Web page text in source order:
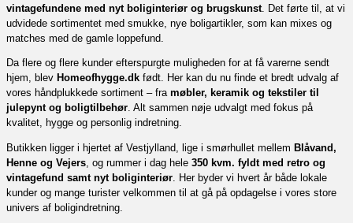
vintagefundene med nyt boliginteriør og brugskunst . Det førte til, at vi
udvidede sortimentet med smukke, nye boligartikler, som kan mixes og
matches med de gamle loppefund.
Da flere og flere kunder efterspurgte muligheden for at få varerne sendt
hjem, blev Homeofhygge.dk født. Her kan du nu finde et bredt udvalg af
vores håndplukkede sortiment – fra møbler, keramik og tekstiler til
julepynt og boligtilbehør. Alt sammen nøje udvalgt med fokus på
kvalitet, hygge og personlig indretning.
Butikken ligger i hjertet af Vestjylland, lige i smørhullet mellem Blåvand,
Henne og Vejers, og rummer i dag hele 350 kvm. fyldt med retro og
vintagefund samt nyt boliginteriør. Her byder vi hvert år både lokale
kunder og mange turister velkommen til at gå på opdagelse i vores store
univers af boligindretning.